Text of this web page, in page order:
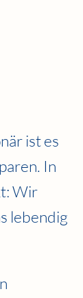
ist es
In
Wir
lebendig